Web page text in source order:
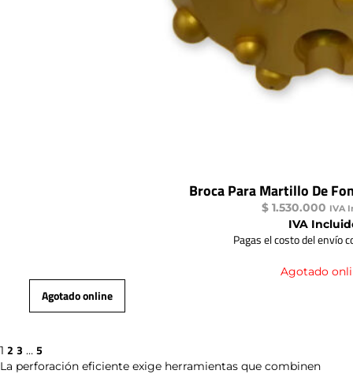
Broca Para Martillo De
$1.530.000 IVA
IVA
Pagas el costo del envío
Agotado
Agotado online
1 2 3 … 5
La perforación eficiente exige herramientas que combinen